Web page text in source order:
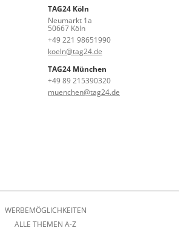
TAG24 Köln
Neumarkt 1a
50667 Köln
+49 221 98651990
koeln@tag24.de
TAG24 München
+49 89 215390320
muenchen@tag24.de
WERBEMÖGLICHKEITEN
ALLE THEMEN A-Z